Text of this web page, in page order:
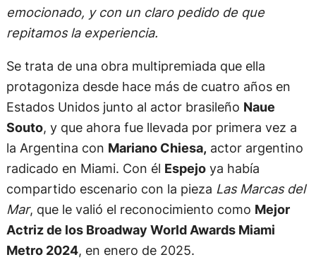
emocionado, y con un claro pedido de que
repitamos la experiencia.
Se trata de una obra multipremiada que ella
protagoniza desde hace más de cuatro años en
Estados Unidos junto al actor brasileño Naue
Souto, y que ahora fue llevada por primera vez a
la Argentina con Mariano Chiesa, actor argentino
radicado en Miami. Con él Espejoya había
compartido escenario con la pieza Las Marcas del
Mar, que le valió el reconocimiento como Mejor
Actriz de los Broadway World Awards Miami
Metro 2024, en enero de 2025.